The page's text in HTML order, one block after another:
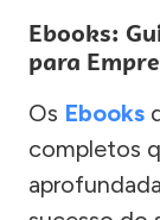
Ebooks:
para
Os Ebooks
completos